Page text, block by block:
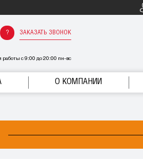
ЗАКАЗАТЬ ЗВОНОК
с 9:00 до 20:00 пн-вс
О КОМПАНИИ